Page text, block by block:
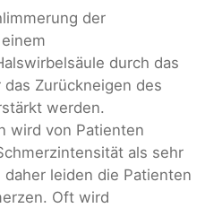
der
durch das
Zurückneigen des
werden.
wird von Patienten
als sehr
leiden die Patienten
Oft wird